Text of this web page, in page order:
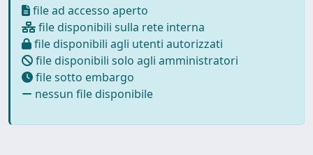
file ad accesso aperto
file disponibili sulla rete interna
file disponibili agli utenti autorizzati
file disponibili solo agli amministratori
file sotto embargo
nessun file disponibile